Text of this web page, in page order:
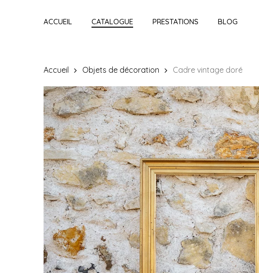
ACCUEIL CATALOGUE PRESTATIONS BLOG
Accueil Objets de décoration Cadre vintage doré